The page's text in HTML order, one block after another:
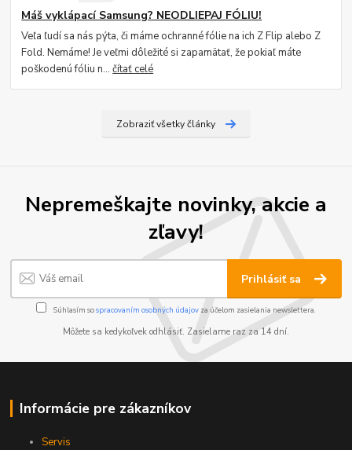
Máš vyklápací Samsung? NEODLIEPAJ FÓLIU!
Veľa ľudí sa nás pýta, či máme ochranné fólie na ich Z Flip alebo Z
Fold. Nemáme! Je veľmi dôležité si zapamätať, že pokiaľ máte
poškodenú fóliu n...čítať celé
Zobraziť všetky články
Nepremeškajte novinky, akcie a
zľavy!
Prihlásiť sa
Súhlasím sospracovaním osobných údajov za účelom zasielania newslettera.
Môžete sa kedykoľvek odhlásiť. Zasielame raz za 14 dní.
Informácie pre zákazníkov
Servis